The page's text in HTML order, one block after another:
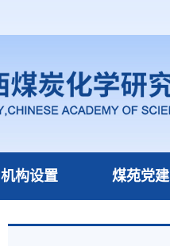
机构设置 煤苑党建